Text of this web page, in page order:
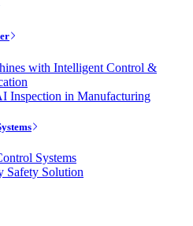
with Intelligent Control &
Inspection in Manufacturing
Systems
Safety Solution